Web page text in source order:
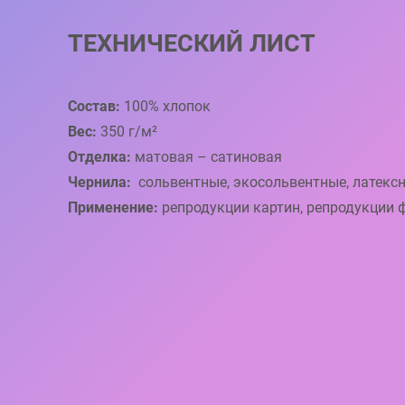
ТЕХНИЧЕСКИЙ ЛИСТ
Состав: 100% хлопок
Вес: 350 г/м²
Отделка: матовая – сатиновая
Чернила: сольвентные, экосольвентные,
Применение: репродукции картин, репродукции